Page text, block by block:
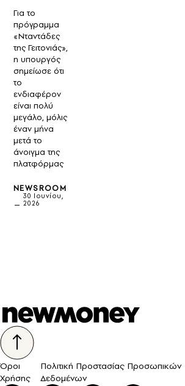
Για το
πρόγραμμα
«Νταντάδες
της Γειτονιάς»,
η υπουργός
σημείωσε ότι
το
ενδιαφέρον
είναι πολύ
μεγάλο, μόλις
έναν μήνα
μετά το
άνοιγμα της
πλατφόρμας
NEWSROOM
30 Ιουνίου,
2026
Όροι
Χρήσης
Πολιτική Προστασίας Προσωπικών
Δεδομένων